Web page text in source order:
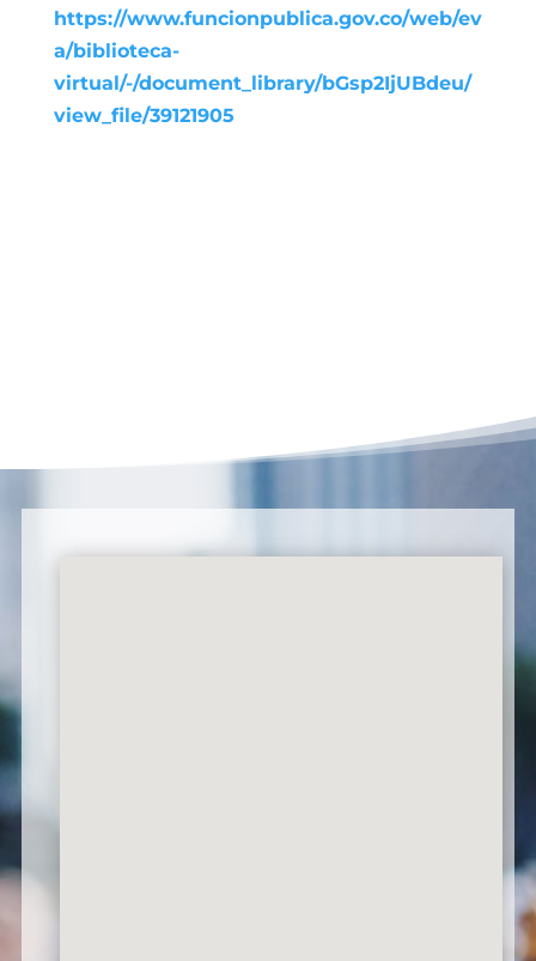
https://www.funcionpublica.gov.co/web/ev
a/biblioteca-
virtual/-/document_library/bGsp2IjUBdeu/
view_file/39121905